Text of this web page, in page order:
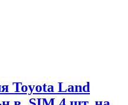
Toyota Land